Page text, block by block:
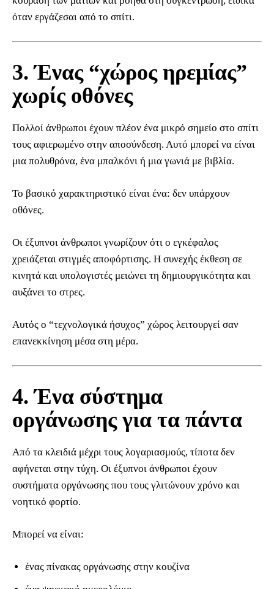
όταν εργάζεσαι από το σπίτι.
3. Ένας “χώρος ηρεμίας”
χωρίς οθόνες
Πολλοί άνθρωποι έχουν πλέον ένα μικρό σημείο στο σπίτι
τους αφιερωμένο στην αποσύνδεση. Αυτό μπορεί να είναι
μια πολυθρόνα, ένα μπαλκόνι ή μια γωνιά με βιβλία.
Το βασικό χαρακτηριστικό είναι ένα: δεν υπάρχουν
οθόνες.
Οι έξυπνοι άνθρωποι γνωρίζουν ότι ο εγκέφαλος
χρειάζεται στιγμές αποφόρτισης. Η συνεχής έκθεση σε
κινητά και υπολογιστές μειώνει τη δημιουργικότητα και
αυξάνει το στρες.
Αυτός ο “τεχνολογικά ήσυχος” χώρος λειτουργεί σαν
επανεκκίνηση μέσα στη μέρα.
4. Ένα σύστημα
οργάνωσης για τα πάντα
Από τα κλειδιά μέχρι τους λογαριασμούς, τίποτα δεν
αφήνεται στην τύχη. Οι έξυπνοι άνθρωποι έχουν
συστήματα οργάνωσης που τους γλιτώνουν χρόνο και
νοητικό φορτίο.
Μπορεί να είναι:
ένας πίνακας οργάνωσης στην κουζίνα